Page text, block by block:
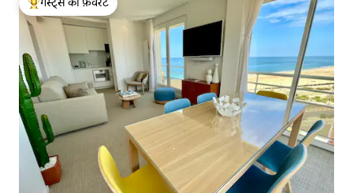
गेस्ट्स का टॉप फ़ेवरेट